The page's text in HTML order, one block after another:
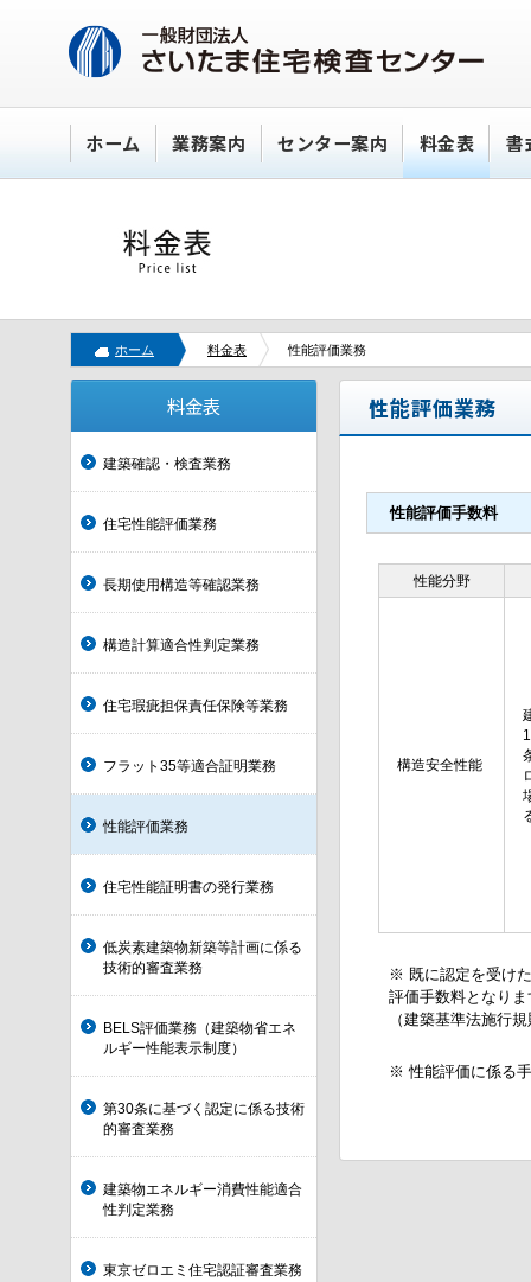
ホーム 業務案内 センター案内 料金表 書
ホーム 料金表 性能評価業務
料金表
建築確認・検査業務
住宅性能評価業務
長期使用構造等確認業務
構造計算適合性判定業務
住宅瑕疵担保責任保険等業務
フラット35等適合証明業務
性能評価業務
住宅性能証明書の発行業務
低炭素建築物新築等計画に係る
技術的審査業務
BELS評価業務（建築物省エネ
ルギー性能表示制度）
第30条に基づく認定に係る技術
的審査業務
建築物エネルギー消費性能適合
性判定業務
東京ゼロエミ住宅認証審査業務
性能評価業務
性能評価手数料
性能分野
構造安全性能
※ 既に認定を受け
評価手数料となりま
（建築基準法施行
※ 性能評価に係る